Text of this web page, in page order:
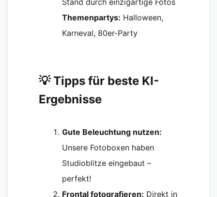
Stand durch einzigartige Fotos
Themenpartys: Halloween,
Karneval, 80er-Party
💡 Tipps für beste KI-
Ergebnisse
Gute Beleuchtung nutzen:
Unsere Fotoboxen haben
Studioblitze eingebaut –
perfekt!
Frontal fotografieren: Direkt in